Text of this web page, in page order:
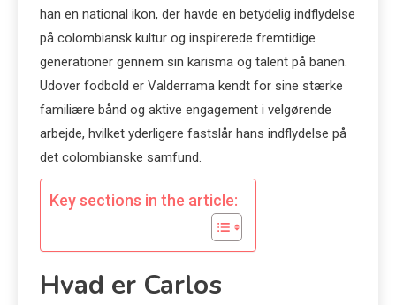
han en national ikon, der havde en betydelig indflydelse
på colombiansk kultur og inspirerede fremtidige
generationer gennem sin karisma og talent på banen.
Udover fodbold er Valderrama kendt for sine stærke
familiære bånd og aktive engagement i velgørende
arbejde, hvilket yderligere fastslår hans indflydelse på
det colombianske samfund.
Key sections in the article:
Hvad er Carlos